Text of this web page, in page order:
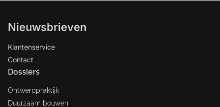
Nieuwsbrieven
Klantenservice
Contact
Dossiers
Ontwerppraktijk
Duurzaam bouwen